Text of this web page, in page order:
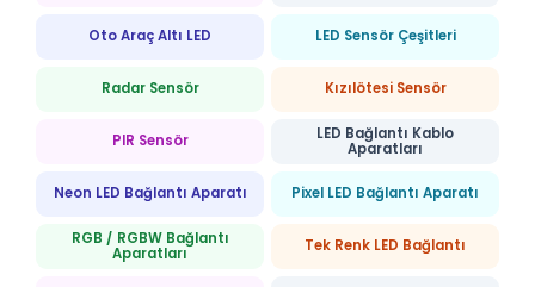
Oto Araç Altı LED LED Sensör Çeşitleri
Radar Sensör Kızılötesi Sensör
PIR Sensör
LED Bağlantı Kablo
Aparatları
Neon LED Bağlantı Aparatı Pixel LED Bağlantı Aparatı
RGB / RGBW Bağlantı
Aparatları
Tek Renk LED Bağlantı